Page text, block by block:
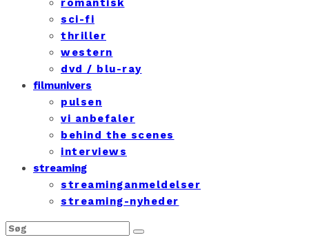
romantisk
sci-fi
thriller
western
dvd / blu-ray
filmunivers
pulsen
vi anbefaler
behind the scenes
interviews
streaming
streaminganmeldelser
streaming-nyheder